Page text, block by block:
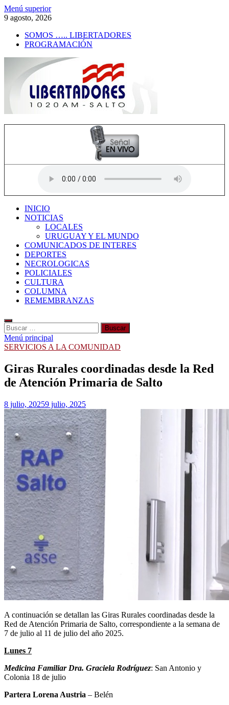
Saltar
al
Menú superior
9 agosto, 2026
SOMOS ….. LIBERTADORES
PROGRAMACIÓN
INICIO
NOTICIAS
LOCALES
URUGUAY Y EL MUNDO
COMUNICADOS DE INTERES
DEPORTES
NECROLOGICAS
POLICIALES
CULTURA
COLUMNA
REMEMBRANZAS
Buscar:
Menú principal
SERVICIOS A LA COMUNIDAD
Giras Rurales coordinadas desde la Red
de Atención Primaria de Salto
8 julio, 20259 julio, 2025
A continuación se detallan las Giras Rurales coordinadas desde la
Red de Atención Primaria de Salto, correspondiente a la semana de
7 de julio al 11 de julio del año 2025.
Lunes 7
Medicina Familiar Dra. Graciela Rodríguez: San Antonio y
Colonia 18 de julio
Partera Lorena Austria – Belén